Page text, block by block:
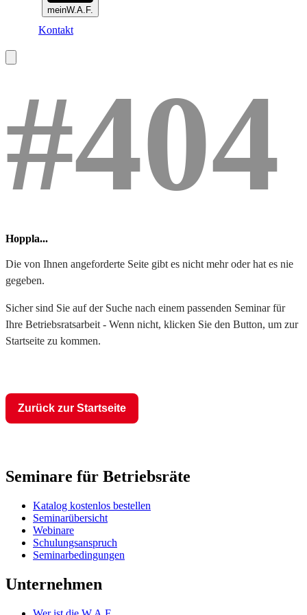
meinW.A.F.
Kontakt
#404
Hoppla...
Die von Ihnen angeforderte Seite gibt es nicht mehr oder hat es nie
gegeben.
Sicher sind Sie auf der Suche nach einem passenden Seminar für
Ihre Betriebsratsarbeit - Wenn nicht, klicken Sie den Button, um zur
Startseite zu kommen.
Zurück zur Startseite
Seminare für Betriebsräte
Katalog kostenlos bestellen
Seminarübersicht
Webinare
Schulungsanspruch
Seminarbedingungen
Unternehmen